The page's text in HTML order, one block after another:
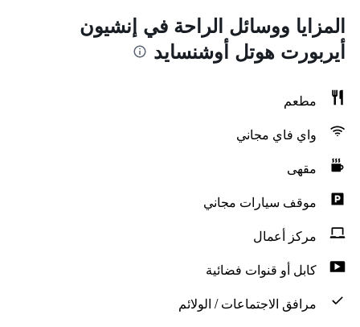
المزايا ووسائل الراحة في إنشيون
أيربورت هوتل أوشنسايد
مطعم
واي فاي مجاني
مقهى
موقف سيارات مجاني
مركز أعمال
كابل أو قنوات فضائية
مرافق الاجتماعات / الولائم